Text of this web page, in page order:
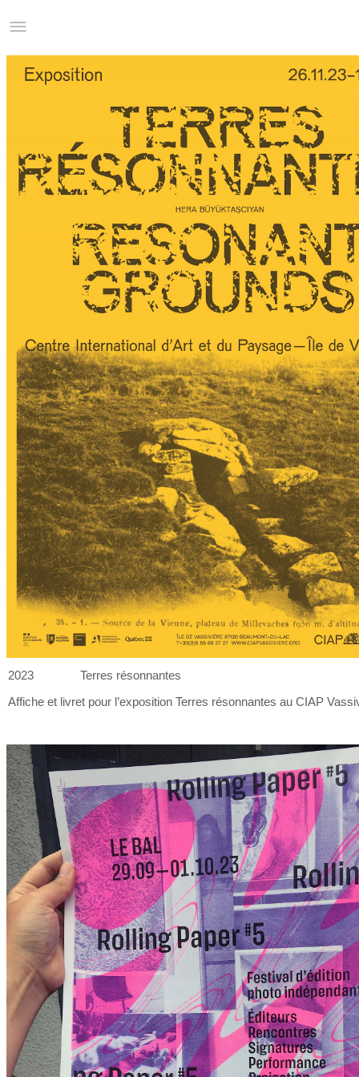
2023
Terres résonnantes
Affiche et livret pour l’exposition Terres résonnantes au CIAP